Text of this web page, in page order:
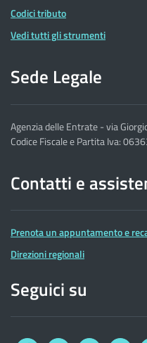
Codici tributo
Vedi tutti gli strumenti
Sede Legale
Agenzia delle Entrate - via
Codice Fiscale e Partita Iva:
Contatti e
Prenota un appuntamento e
Direzioni regionali
Seguici su